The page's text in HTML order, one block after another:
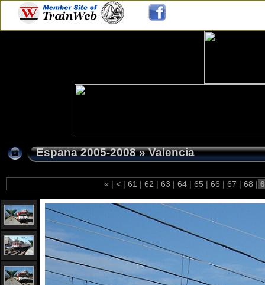
Espana 2005-2008»Valencia
« | < | 61 | 62 | 63 | 64 | 65 | 66 | 67 | 68 |